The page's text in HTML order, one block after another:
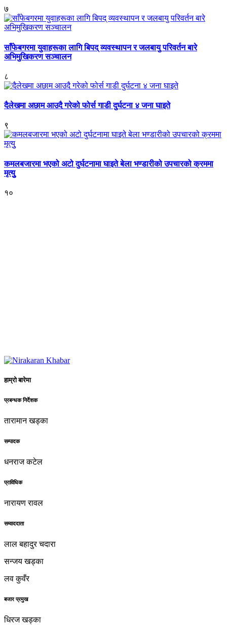
७
साँफेबगरमा युवाहरूका लागि बिपद् व्यवस्थापन र जलबायु परिवर्तन बारे
अभिमुखिकरण सञ्चालन
८
दैलेखमा अछाम आउदै गरेको फोर्स गाडी दुर्घटना ४ जना घाइते
९
कमलबजारमा भएको अटो दुर्घटनामा घाइते बेला भण्डारीको उपचारको क्रममा
मृत्युु
१०
हाम्रो बारेमा
प्रबन्धक निर्देशक
तारामान खड्का
सम्पादक
धनराज कटेल
प्राविधिक
नारायण रावल
सम्वाददाता
लाल बहादुर चदारा
सन्जय खड्का
लव कुवँर
बजार प्रमुख
धिरज खड्का